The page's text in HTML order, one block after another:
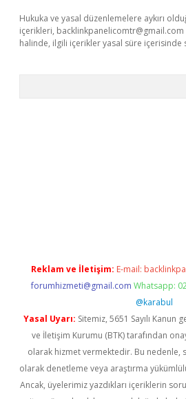
Hukuka ve yasal düzenlemelere aykırı
içerikleri, backlinkpanelicomtr@gmail.com
halinde, ilgili içerikler yasal süre içerisinde
Reklam ve İletişim: E-mail:
forumhizmeti@gmail.com Whatsapp:
@karabul
Yasal Uyarı: Sitemiz, 5651 Sayılı
ve İletişim Kurumu (BTK) tarafından
olarak hizmet vermektedir. Bu
olarak denetleme veya araştırma
Ancak, üyelerimiz yazdıkları içeriklerin